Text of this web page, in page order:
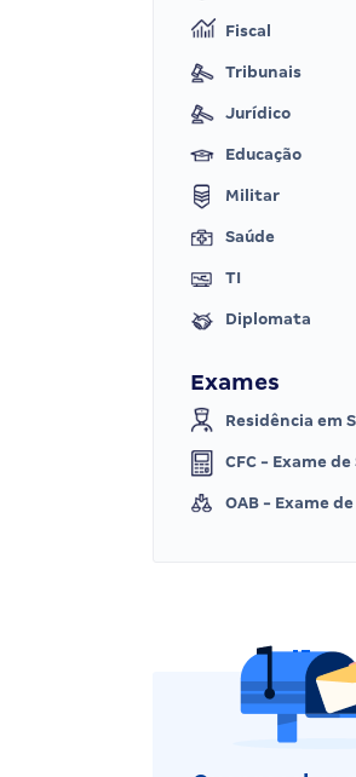
Fiscal
Tribunais
Jurídico
Educação
Militar
Saúde
TI
Diplomata
Exames
Residência em
CFC - Exame
OAB - Exame